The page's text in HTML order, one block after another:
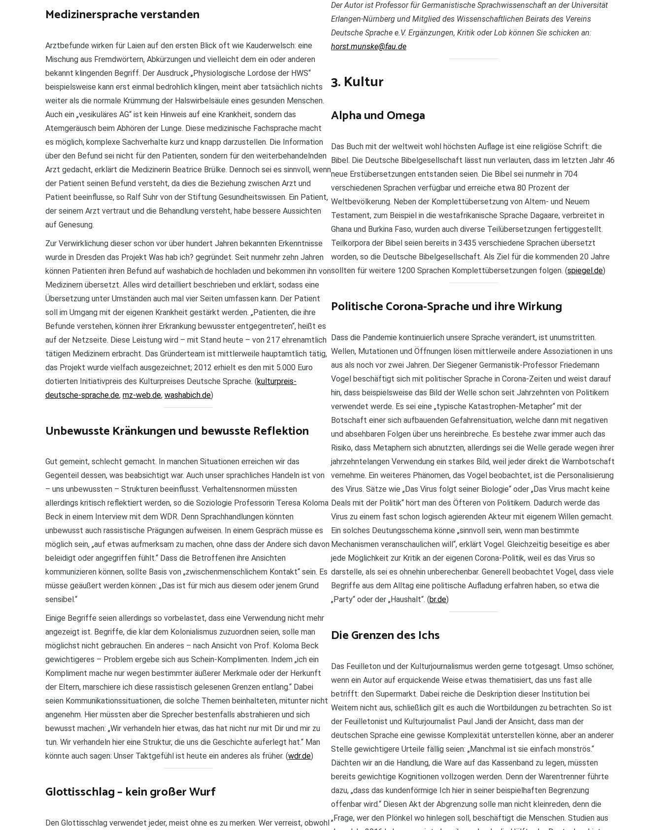
Medizinersprache verstanden
Arztbefunde wirken für Laien auf den ersten Blick oft wie Kauderwelsch: eine
Mischung aus Fremdwörtern, Abkürzungen und vielleicht dem ein oder anderen
bekannt klingenden Begriff. Der Ausdruck „Physiologische Lordose der HWS“
beispielsweise kann erst einmal bedrohlich klingen, meint aber tatsächlich nichts
weiter als die normale Krümmung der Halswirbelsäule eines gesunden Menschen.
Auch ein „vesikuläres AG“ ist kein Hinweis auf eine Krankheit, sondern das
Atemgeräusch beim Abhören der Lunge. Diese medizinische Fachsprache macht
es möglich, komplexe Sachverhalte kurz und knapp darzustellen. Die Information
über den Befund sei nicht für den Patienten, sondern für den weiterbehandelnden
Arzt gedacht, erklärt die Medizinerin Beatrice Brülke. Dennoch sei es sinnvoll, wenn
der Patient seinen Befund versteht, da dies die Beziehung zwischen Arzt und
Patient beeinflusse, so Ralf Suhr von der Stiftung Gesundheitswissen. Ein Patient,
der seinem Arzt vertraut und die Behandlung versteht, habe bessere Aussichten
auf Genesung.
Zur Verwirklichung dieser schon vor über hundert Jahren bekannten Erkenntnisse
wurde in Dresden das Projekt Was hab ich? gegründet. Seit nunmehr zehn Jahren
können Patienten ihren Befund auf washabich.de hochladen und bekommen ihn von
Medizinern übersetzt. Alles wird detailliert beschrieben und erklärt, sodass eine
Übersetzung unter Umständen auch mal vier Seiten umfassen kann. Der Patient
soll im Umgang mit der eigenen Krankheit gestärkt werden. „Patienten, die ihre
Befunde verstehen, können ihrer Erkrankung bewusster entgegentreten“, heißt es
auf der Netzseite. Diese Leistung wird – mit Stand heute – von 217 ehrenamtlich
tätigen Medizinern erbracht. Das Gründerteam ist mittlerweile hauptamtlich tätig,
das Projekt wurde vielfach ausgezeichnet; 2012 erhielt es den mit 5.000 Euro
dotierten Initiativpreis des Kulturpreises Deutsche Sprache. (kulturpreis-
deutsche-sprache.de, mz-web.de, washabich.de)
Unbewusste Kränkungen und bewusste Reflektion
Gut gemeint, schlecht gemacht. In manchen Situationen erreichen wir das
Gegenteil dessen, was beabsichtigt war. Auch unser sprachliches Handeln ist von
– uns unbewussten – Strukturen beeinflusst. Verhaltensnormen müssten
allerdings kritisch reflektiert werden, so die Soziologie Professorin Teresa Koloma
Beck in einem Interview mit dem WDR. Denn Sprachhandlungen könnten
unbewusst auch rassistische Prägungen aufweisen. In einem Gespräch müsse es
möglich sein, „auf etwas aufmerksam zu machen, ohne dass der Andere sich davon
beleidigt oder angegriffen fühlt.“ Dass die Betroffenen ihre Ansichten
kommunizieren können, sollte Basis von „zwischenmenschlichem Kontakt“ sein. Es
müsse geäußert werden können: „Das ist für mich aus diesem oder jenem Grund
sensibel.“
Einige Begriffe seien allerdings so vorbelastet, dass eine Verwendung nicht mehr
angezeigt ist. Begriffe, die klar dem Kolonialismus zuzuordnen seien, solle man
möglichst nicht gebrauchen. Ein anderes – nach Ansicht von Prof. Koloma Beck
gewichtigeres – Problem ergebe sich aus Schein-Komplimenten. Indem „ich ein
Kompliment mache nur wegen bestimmter äußerer Merkmale oder der Herkunft
der Eltern, marschiere ich diese rassistisch gelesenen Grenzen entlang.“ Dabei
seien Kommunikationssituationen, die solche Themen beinhalteten, mitunter nicht
angenehm. Hier müssten aber die Sprecher bestenfalls abstrahieren und sich
bewusst machen: „Wir verhandeln hier etwas, das hat nicht nur mit Dir und mir zu
tun. Wir verhandeln hier eine Struktur, die uns die Geschichte auferlegt hat.“ Man
könnte auch sagen: Unser Taktgefühl ist heute ein anderes als früher. (wdr.de)
Glottisschlag – kein großer Wurf
Den Glottisschlag verwendet jeder, meist ohne es zu merken. Wer verreist, obwohl
Der Autor ist Professor für Germanistische Sprachwissenschaft an der Universität
Erlangen-Nürnberg und Mitglied des Wissenschaftlichen Beirats des Vereins
Deutsche Sprache e.V. Ergänzungen, Kritik oder Lob können Sie schicken an:
horst.munske@fau.de
3. Kultur
Alpha und Omega
Das Buch mit der weltweit wohl höchsten Auflage ist eine religiöse Schrift: die
Bibel. Die Deutsche Bibelgesellschaft lässt nun verlauten, dass im letzten Jahr 46
neue Erstübersetzungen entstanden seien. Die Bibel sei nunmehr in 704
verschiedenen Sprachen verfügbar und erreiche etwa 80 Prozent der
Weltbevölkerung. Neben der Komplettübersetzung von Altem- und Neuem
Testament, zum Beispiel in die westafrikanische Sprache Dagaare, verbreitet in
Ghana und Burkina Faso, wurden auch diverse Teilübersetzungen fertiggestellt.
Teilkorpora der Bibel seien bereits in 3435 verschiedene Sprachen übersetzt
worden, so die Deutsche Bibelgesellschaft. Als Ziel für die kommenden 20 Jahre
sollten für weitere 1200 Sprachen Komplettübersetzungen folgen. (spiegel.de)
Politische Corona-Sprache und ihre Wirkung
Dass die Pandemie kontinuierlich unsere Sprache verändert, ist unumstritten.
Wellen, Mutationen und Öffnungen lösen mittlerweile andere Assoziationen in uns
aus als noch vor zwei Jahren. Der Siegener Germanistik-Professor Friedemann
Vogel beschäftigt sich mit politischer Sprache in Corona-Zeiten und weist darauf
hin, dass beispielsweise das Bild der Welle schon seit Jahrzehnten von Politikern
verwendet werde. Es sei eine „typische Katastrophen-Metapher“ mit der
Botschaft einer sich aufbauenden Gefahrensituation, welche dann mit negativen
und absehbaren Folgen über uns hereinbreche. Es bestehe zwar immer auch das
Risiko, dass Metaphern sich abnutzten, allerdings sei die Welle gerade wegen ihrer
jahrzehntelangen Verwendung ein starkes Bild, weil jeder direkt die Warnbotschaft
vernehme. Ein weiteres Phänomen, das Vogel beobachtet, ist die Personalisierung
des Virus. Sätze wie „Das Virus folgt seiner Biologie“ oder „Das Virus macht keine
Deals mit der Politik“ hört man des Öfteren von Politikern. Dadurch werde das
Virus zu einem fast schon logisch agierenden Akteur mit eigenem Willen gemacht.
Ein solches Deutungsschema könne „sinnvoll sein, wenn man bestimmte
Mechanismen veranschaulichen will“, erklärt Vogel. Gleichzeitig beseitige es aber
jede Möglichkeit zur Kritik an der eigenen Corona-Politik, weil es das Virus so
darstelle, als sei es ohnehin unberechenbar. Generell beobachtet Vogel, dass viele
Begriffe aus dem Alltag eine politische Aufladung erfahren haben, so etwa die
„Party“ oder der „Haushalt“. (br.de)
Die Grenzen des Ichs
Das Feuilleton und der Kulturjournalismus werden gerne totgesagt. Umso schöner,
wenn ein Autor auf erquickende Weise etwas thematisiert, das uns fast alle
betrifft: den Supermarkt. Dabei reiche die Deskription dieser Institution bei
Weitem nicht aus, schließlich gilt es auch die Wortbildungen zu betrachten. So ist
der Feuilletonist und Kulturjournalist Paul Jandi der Ansicht, dass man der
deutschen Sprache eine gewisse Komplexität unterstellen könne, aber an anderer
Stelle gewichtigere Urteile fällig seien: „Manchmal ist sie einfach monströs.“
Dächten wir an die Handlung, die Ware auf das Kassenband zu legen, müssten
bereits gewichtige Kognitionen vollzogen werden. Denn der Warentrenner führte
dazu, „dass das kundenförmige Ich hier in seiner beispielhaften Begrenzung
offenbar wird.“ Diesen Akt der Abgrenzung solle man nicht kleinreden, denn die
„Frage, wer den Plönkel wo hinlegen soll, beschäftigt die Menschen. Studien aus